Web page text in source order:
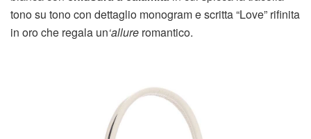
tono su tono con dettaglio monogram e scritta “Love” rifinita
in oro che regala un‘allure romantico.